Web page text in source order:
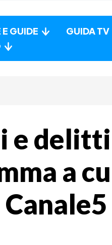
GUIDE GUIDA TV
e
a